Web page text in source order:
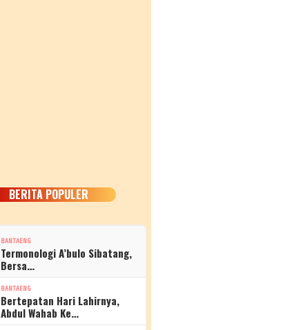
BERITA POPULER
BANTAENG
Termonologi A’bulo Sibatang,
Bersa…
BANTAENG
Bertepatan Hari Lahirnya,
Abdul Wahab Ke…